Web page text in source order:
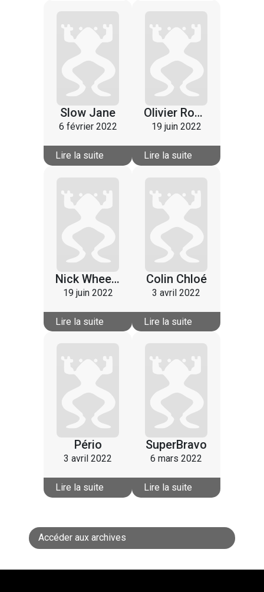
Slow Jane
6 février 2022
Lire la suite
Olivier Rocabois
19 juin 2022
Lire la suite
Nick Wheeldon
19 juin 2022
Lire la suite
Colin Chloé
3 avril 2022
Lire la suite
Pério
3 avril 2022
Lire la suite
SuperBravo
6 mars 2022
Lire la suite
Accéder aux archives